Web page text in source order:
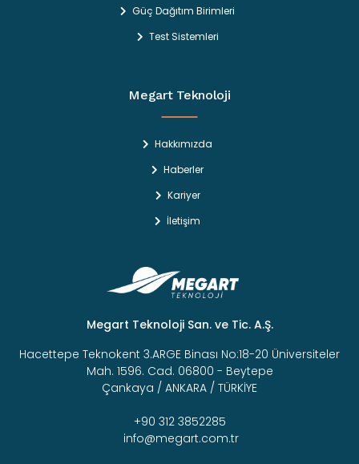
Güç Dağıtım Birimleri
Test Sistemleri
Megart Teknoloji
Hakkımızda
Haberler
Kariyer
İletişim
Megart Teknoloji San. ve Tic. A.Ş.
Hacettepe Teknokent 3.ARGE Binası No:18-20 Üniversiteler
Mah. 1596. Cad. 06800 - Beytepe
Çankaya / ANKARA / TÜRKİYE
+90 312 3852285
info@megart.com.tr